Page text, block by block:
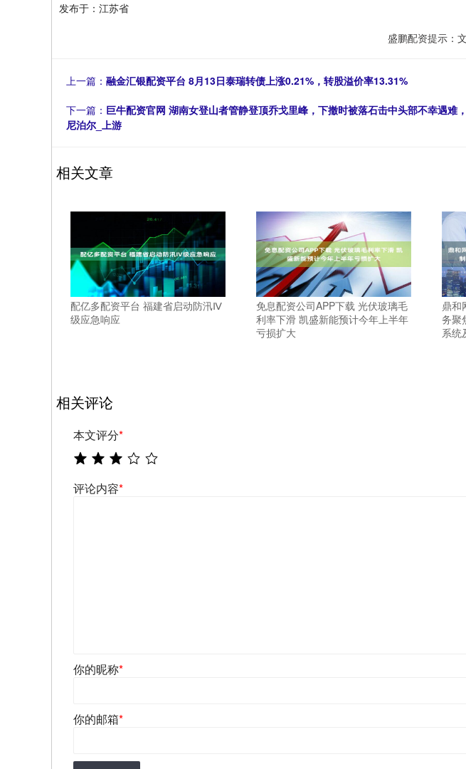
发布于：江苏省
盛鹏配资提示：
上一篇： 融金汇银配资平台 8月13日泰瑞转债上涨0.21%，转股溢价率13.31%
下一篇： 巨牛配资官网 湖南女登山者管静登顶乔戈里峰，下撤时被落石击中头部不幸遇难
尼泊尔_上游
相关文章
配亿多配资平台 福建省启动防汛Ⅳ
级应急响应
免息配资公司APP下载 光伏玻璃毛
利率下滑 凯盛新能预计今年上半年
亏损扩大
鼎和
务聚
系统
相关评论
本文评分*
评论内容*
你的昵称*
你的邮箱*